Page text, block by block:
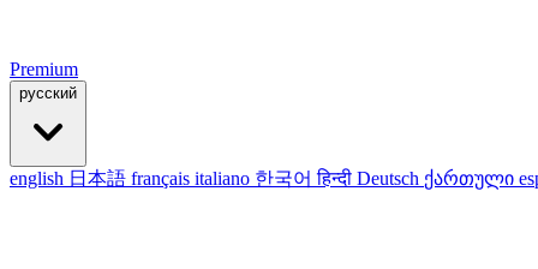
Premium
русский
english 日本語 français italiano 한국어हिन्दी Deutsch ქართული